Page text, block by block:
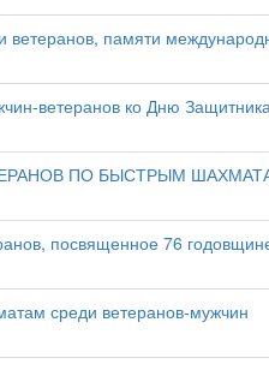
памяти
ветеранов ко Дню
ПО БЫСТРЫМ
посвященное 76
среди ветеранов-мужчин